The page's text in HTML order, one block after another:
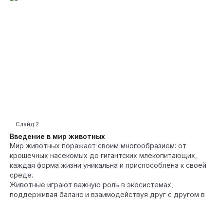
Введение в мир животных
Слайд 2
Мир животных поражает своим многообразием: от
крошечных насекомых до гигантских млекопитающих,
каждая форма жизни уникальна и приспособлена к своей
среде.
Животные играют важную роль в экосистемах,
поддерживая баланс и взаимодействуя друг с другом в